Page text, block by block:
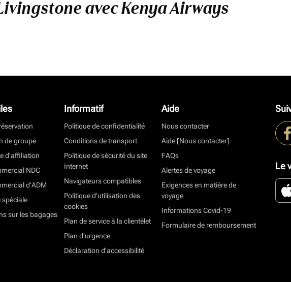
avec Kenya Airways
de groupe
d'affiliation
NDC
d’ADM
spéciale
sur les bagages
Informatif
Politique de confidentialité
Conditions de transport
Politique de sécurité du site
Internet
Navigateurs compatibles
Politique d’utilisation des
cookies
Plan de service à la clientèlet
Plan d'urgence
Déclaration d’accessibilité
Aide
Nous contacter
Aide [Nous contacter]
FAQs
Alertes de voyage
Exigences en matière de
voyage
Informations Covid-19
Formulaire de remboursement
Le